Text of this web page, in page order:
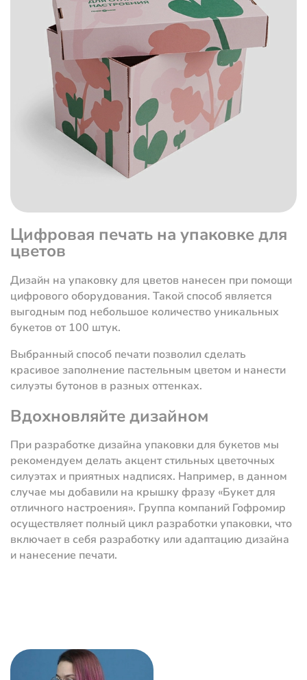
Цифровая печать на упаковке для
цветов
Дизайн на упаковку для цветов нанесен при помощи
цифрового оборудования. Такой способ является
выгодным под небольшое количество уникальных
букетов от 100 штук.
Выбранный способ печати позволил сделать
красивое заполнение пастельным цветом и нанести
силуэты бутонов в разных оттенках.
Вдохновляйте дизайном
При разработке дизайна упаковки для букетов мы
рекомендуем делать акцент стильных цветочных
силуэтах и приятных надписях. Например, в данном
случае мы добавили на крышку фразу «Букет для
отличного настроения». Группа компаний Гофромир
осуществляет полный цикл разработки упаковки, что
включает в себя разработку или адаптацию дизайна
и нанесение печати.